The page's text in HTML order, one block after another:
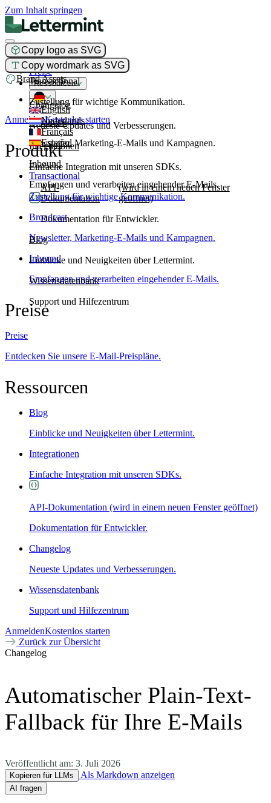
Zum Inhalt springen
Copy logo as SVG
Copy wordmark as SVG
Brand Assets
Produkt
Transactional
Zustellung für wichtige Kommunikation.
Broadcast
Newsletter, Marketing-E-Mails und Kampagnen.
Inbound
Empfangen und verarbeiten eingehender E-Mails.
Preise
Ressourcen
Changelog
Neueste Updates und Verbesserungen.
Integrationen
Einfache Integration mit unseren SDKs.
API-
Dokumentation
(wird in einem neuen Fenster
geöffnet)
Dokumentation für Entwickler.
Blog
Einblicke und Neuigkeiten über Lettermint.
Wissensdatenbank
Support und Hilfezentrum
English
Nederlands
Français
Español
AnmeldenKostenlos starten
Produkt
Transactional
Zustellung für wichtige Kommunikation.
Broadcast
Newsletter, Marketing-E-Mails und Kampagnen.
Inbound
Empfangen und verarbeiten eingehender E-Mails.
Preise
Preise
Entdecken Sie unsere E-Mail-Preispläne.
Ressourcen
Blog
Einblicke und Neuigkeiten über Lettermint.
Integrationen
Einfache Integration mit unseren SDKs.
API-Dokumentation (wird in einem neuen Fenster geöffnet)
Dokumentation für Entwickler.
Changelog
Neueste Updates und Verbesserungen.
Wissensdatenbank
Support und Hilfezentrum
AnmeldenKostenlos starten
Zurück zur Übersicht
Changelog
Automatischer Plain-Text-
Fallback für Ihre E-Mails
Veröffentlicht am: 3. Juli 2026
Kopieren für LLMs Als Markdown anzeigen
AI fragen